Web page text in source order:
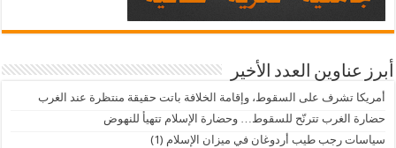
أبرز عناوين العدد الأخير
أمريكا تشرف على السقوط، وإقامة الخلافة باتت حقيقة منتظرة عند الغرب
حضارة الغرب تترنّح للسقوط… وحضارة الإسلام تتهيأُ للنهوض
سياسات رجب طيب أردوغان في ميزان الإسلام (1)